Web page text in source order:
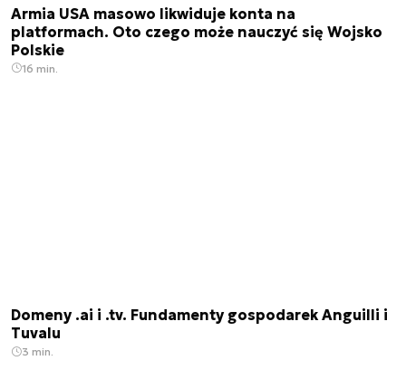
Armia USA masowo likwiduje konta na
platformach. Oto czego może nauczyć się Wojsko
Polskie
16 min.
Domeny .ai i .tv. Fundamenty gospodarek Anguilli i
Tuvalu
3 min.